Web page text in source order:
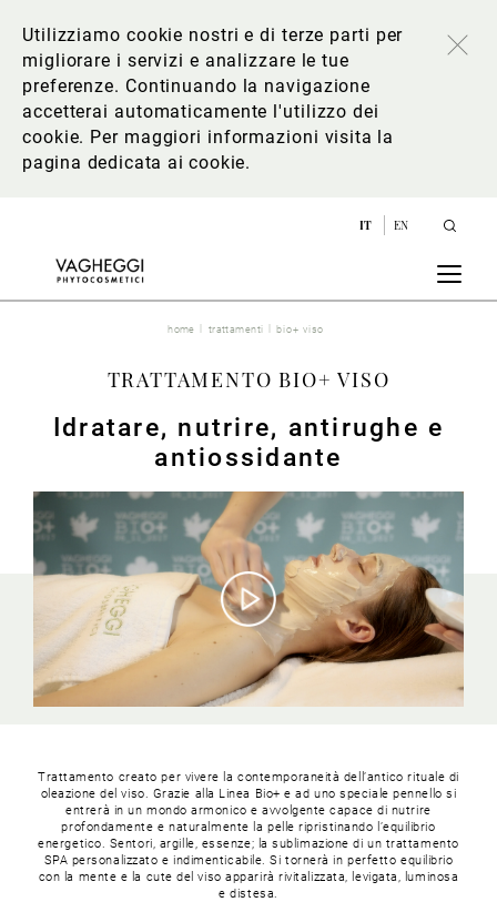
Utilizziamo cookie nostri e di terze parti per
migliorare i servizi e analizzare le tue
preferenze. Continuando la navigazione
accetterai automaticamente l'utilizzo dei
cookie. Per maggiori informazioni visita la
pagina dedicata ai cookie.
IT EN
home trattamenti bio+ viso
TRATTAMENTO BIO+ VISO
Idratare, nutrire, antirughe e
antiossidante
Trattamento creato per vivere la contemporaneità dell’antico rituale di
oleazione del viso. Grazie alla Linea Bio+ e ad uno speciale pennello si
entrerà in un mondo armonico e avvolgente capace di nutrire
profondamente e naturalmente la pelle ripristinando l’equilibrio
energetico. Sentori, argille, essenze; la sublimazione di un trattamento
SPA personalizzato e indimenticabile. Si tornerà in perfetto equilibrio
con la mente e la cute del viso apparirà rivitalizzata, levigata, luminosa
e distesa.